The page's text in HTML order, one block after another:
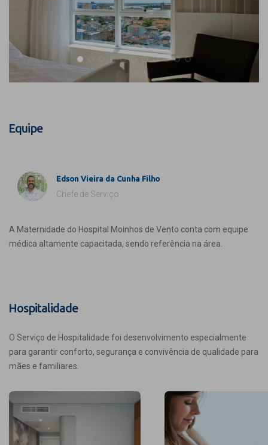
Equipe
Edson Vieira da Cunha Filho
Chefe de Serviço
A Maternidade do Hospital Moinhos de Vento conta com equipe
médica altamente capacitada, sendo referência na área.
Hospitalidade
O Serviço de Hospitalidade foi desenvolvimento especialmente
para garantir conforto, segurança e convivência de qualidade para
mães e familiares.